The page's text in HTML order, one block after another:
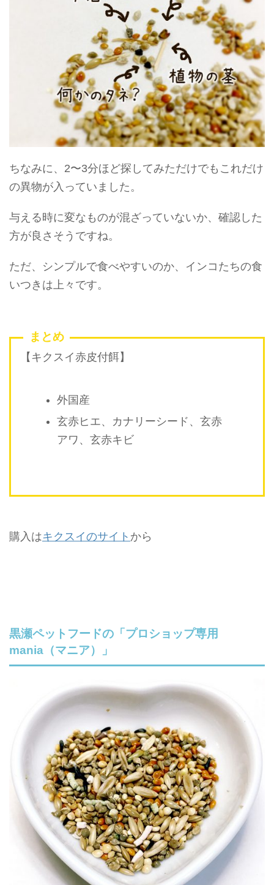
ちなみに、2〜3分ほど探してみただけでもこれだけ
の異物が入っていました。
与える時に変なものが混ざっていないか、確認した
方が良さそうですね。
ただ、シンプルで食べやすいのか、インコたちの食
いつきは上々です。
まとめ
【キクスイ赤皮付餌】
外国産
玄赤ヒエ、カナリーシード、玄赤
アワ、玄赤キビ
購入はキクスイのサイト から
黒瀬ペットフードの「プロショップ専用
mania（マニア）」